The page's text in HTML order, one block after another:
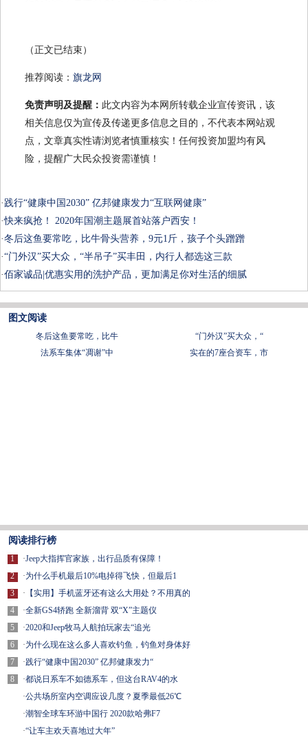
（正文已结束）
推荐阅读： 旗龙网
免责声明及提醒： 此文内容为本网所转载企业宣传资讯，该
相关信息仅为宣传及传递更多信息之目的，不代表本网站观
点，文章真实性请浏览者慎重核实！任何投资加盟均有风
险，提醒广大民众投资需谨慎！
· 践行“健康中国2030” 亿邦健康发力“互联网健康”
·快来疯抢！ 2020年国潮主题展首站落户西安！
·冬后这鱼要常吃，比牛骨头营养，9元1斤，孩子个头蹭蹭
·“门外汉”买大众，“半吊子”买丰田，内行人都选这三款
·佰家诚品|优惠实用的洗护产品，更加满足你对生活的细腻
图文阅读
冬后这鱼要常吃，比牛
“门外汉”买大众，“
法系车集体“凋谢”中
实在的7座合资车，市
阅读排行榜
1
2
3
4
5
6
7
8
·Jeep大指挥官家族，出行品质有保障！
·为什么手机最后10%电掉得飞快，但最后1
· 【实用】手机蓝牙还有这么大用处？不用真的
·全新GS4轿跑 全新溜背 双“X”主题仪
·2020和Jeep牧马人航拍玩家去“追光
·为什么现在这么多人喜欢钓鱼，钓鱼对身体好
·践行“健康中国2030” 亿邦健康发力“
·都说日系车不如德系车，但这台RAV4的水
·公共场所室内空调应设几度？夏季最低26℃
·潮智全球车环游中国行 2020款哈弗F7
·“让车主欢天喜地过大年”